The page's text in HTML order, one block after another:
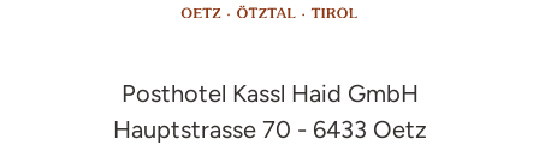
Posthotel Kassl Haid GmbH
Hauptstrasse 70 - 6433 Oetz